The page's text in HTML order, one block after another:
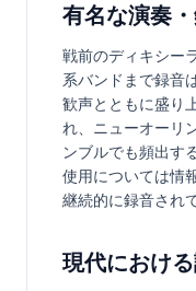
有名な演奏
戦前のディキシー
系バンドまで録音
歓声とともに盛り
れ、ニューオーリ
ンブルでも頻出す
使用については情
継続的に録音され
現代におけ